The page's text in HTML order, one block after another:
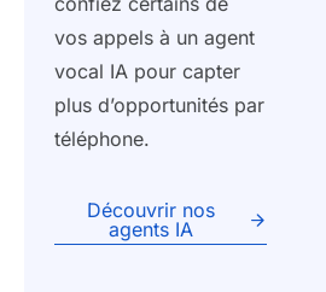
vos appels à un agent
vocal IA pour capter
plus d’opportunités par
téléphone.
Découvrir nos
agents IA